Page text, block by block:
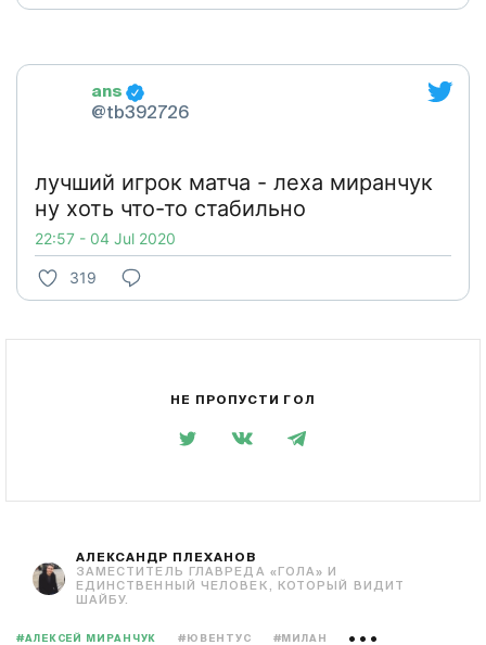
ans
@tb392726
лучший игрок матча - леха миранчук
ну хоть что-то стабильно
22:57 - 04 Jul 2020
319
НЕ ПРОПУСТИ ГОЛ
АЛЕКСАНДР ПЛЕХАНОВ
ЗАМЕСТИТЕЛЬ ГЛАВРЕДА «ГОЛА» И
ЕДИНСТВЕННЫЙ ЧЕЛОВЕК, КОТОРЫЙ ВИДИТ
ШАЙБУ.
#АЛЕКСЕЙ МИРАНЧУК #ЮВЕНТУС #МИЛАН